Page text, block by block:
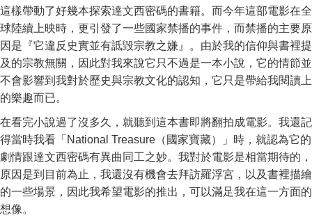
這樣帶動了好幾本探索達文西密碼的書籍。而今年這部電影在全
球陸續上映時，更引發了一些國家禁播的事件，而禁播的主要原
因是『它違反史實並有詆毀宗教之嫌』。由於我的信仰與書裡提
及的宗教無關，因此對我來說它只不過是一本小說，它的情節並
不會影響到我對於歷史與宗教文化的認知，它只是帶給我閱讀上
的樂趣而已。
在看完小說過了沒多久，就聽到這本書即將翻拍成電影。我還記
得當時我看「National Treasure（國家寶藏）」時，就認為它的
劇情跟達文西密碼有異曲同工之妙。我對於電影是相當期待的，
原因是到目前為止，我還沒有機會去拜訪羅浮宮，以及書裡描繪
的一些場景，因此我希望電影的推出，可以滿足我在這一方面的
想像。